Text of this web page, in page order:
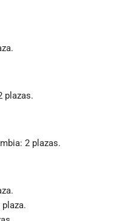
plazas.
2 plazas.